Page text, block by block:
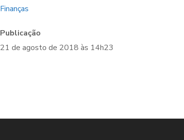
Finanças
Publicação
21 de agosto de 2018 às 14h23